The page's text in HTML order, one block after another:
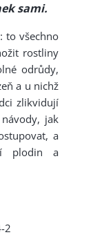
sami.
to všechno
rostliny
odrůdy,
a u nichž
zlikvidují
jak
a
plodin a
2